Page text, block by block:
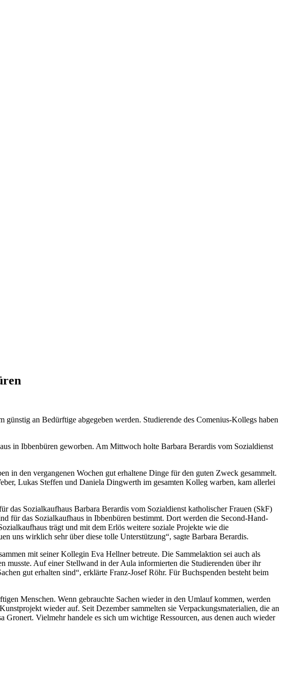
an Bedürftige abgegeben werden. Studierende des Comenius-Kollegs haben
in Ibbenbüren geworben. Am Mittwoch holte Barbara Berardis vom Sozialdienst
in den vergangenen Wochen gut erhaltene Dinge für den guten Zweck gesammelt.
Lukas Steffen und Daniela Dingwerth im gesamten Kolleg warben, kam allerlei
das Sozialkaufhaus Barbara Berardis vom Sozialdienst katholischer Frauen (SkF)
für das Sozialkaufhaus in Ibbenbüren bestimmt. Dort werden die Second-Hand-
trägt und mit dem Erlös weitere soziale Projekte wie die
uns wirklich sehr über diese tolle Unterstützung“, sagte Barbara Berardis.
mit seiner Kollegin Eva Hellner betreute. Die Sammelaktion sei auch als
musste. Auf einer Stellwand in der Aula informierten die Studierenden über ihr
gut erhalten sind“, erklärte Franz-Josef Röhr. Für Buchspenden besteht beim
Menschen. Wenn gebrauchte Sachen wieder in den Umlauf kommen, werden
wieder auf. Seit Dezember sammelten sie Verpackungsmaterialien, die an
Vielmehr handele es sich um wichtige Ressourcen, aus denen auch wieder